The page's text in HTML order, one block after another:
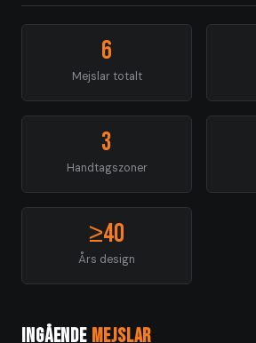
6
Mejslar totalt
3
Handtagszoner
≥40
Års design
Ingående mejslar